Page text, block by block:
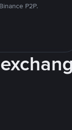
P2P.